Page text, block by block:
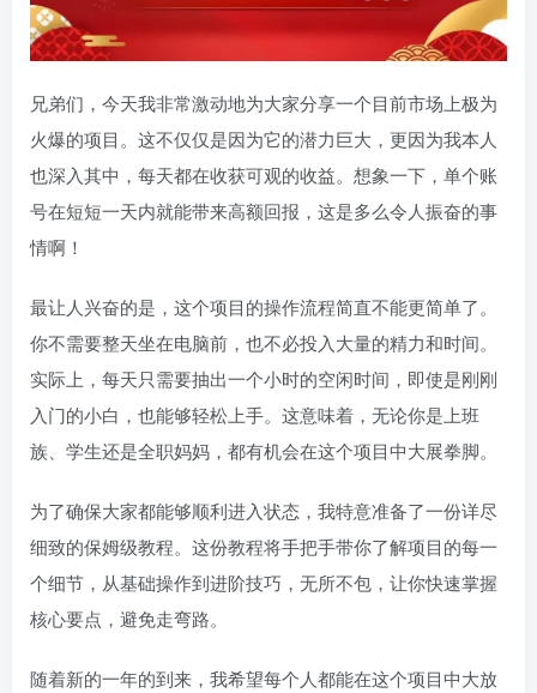
兄弟们，今天我非常激动地为大家分享一个目前市场上极为
火爆的项目。这不仅仅是因为它的潜力巨大，更因为我本人
也深入其中，每天都在收获可观的收益。想象一下，单个账
号在短短一天内就能带来高额回报，这是多么令人振奋的事
情啊！
最让人兴奋的是，这个项目的操作流程简直不能更简单了。
你不需要整天坐在电脑前，也不必投入大量的精力和时间。
实际上，每天只需要抽出一个小时的空闲时间，即使是刚刚
入门的小白，也能够轻松上手。这意味着，无论你是上班
族、学生还是全职妈妈，都有机会在这个项目中大展拳脚。
为了确保大家都能够顺利进入状态，我特意准备了一份详尽
细致的保姆级教程。这份教程将手把手带你了解项目的每一
个细节，从基础操作到进阶技巧，无所不包，让你快速掌握
核心要点，避免走弯路。
随着新的一年的到来，我希望每个人都能在这个项目中大放